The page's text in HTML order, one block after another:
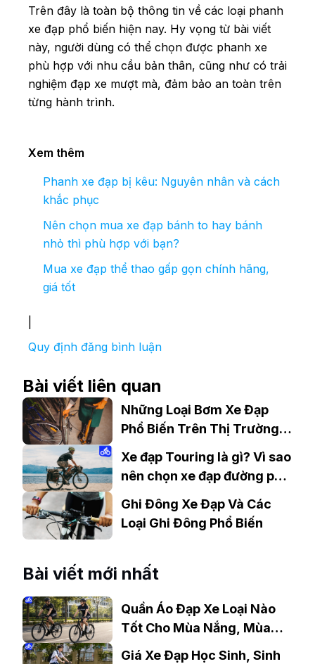
Trên đây là toàn bộ thông tin về các loại phanh
xe đạp phổ biến hiện nay. Hy vọng từ bài viết
này, người dùng có thể chọn được phanh xe
phù hợp với nhu cầu bản thân, cũng như có trải
nghiệm đạp xe mượt mà, đảm bảo an toàn trên
từng hành trình.
Xem thêm
Phanh xe đạp bị kêu: Nguyên nhân và cách
khắc phục
Nên chọn mua xe đạp bánh to hay bánh
nhỏ thì phù hợp với bạn?
Mua xe đạp thể thao gấp gọn chính hãng,
giá tốt
Quy định đăng bình luận
Bài viết liên quan
Những Loại Bơm Xe Đạp
Phổ Biến Trên Thị Trường
Xe đạp Touring là gì? Vì sao
nên chọn xe đạp đường phố
Ghi Đông Xe Đạp Và Các
Loại Ghi Đông Phổ Biến
Bài viết mới nhất
Quần Áo Đạp Xe Loại Nào
Tốt Cho Mùa Nắng, Mùa
Mưa?
Giá Xe Đạp Học Sinh, Sinh